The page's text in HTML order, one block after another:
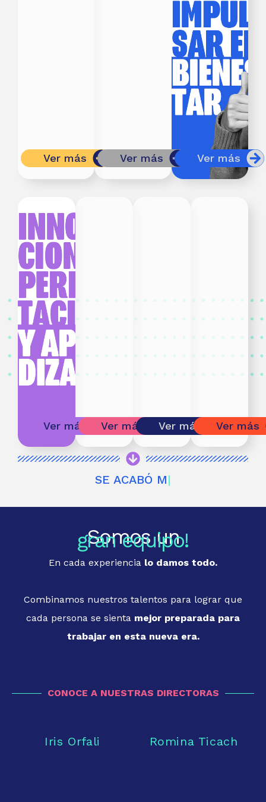
Ver más Ver más Ver más
Ver más Ver más Ver más Ver más
SE ACABÓ MIRAR EL MÓVIL
Somos un
gran equipo!
En cada experiencia lo damos todo.
Combinamos nuestros talentos para lograr que
cada persona se sienta mejor preparada para
trabajar en esta nueva era.
CONOCE A NUESTRAS DIRECTORAS
Iris Orfali Romina Ticach